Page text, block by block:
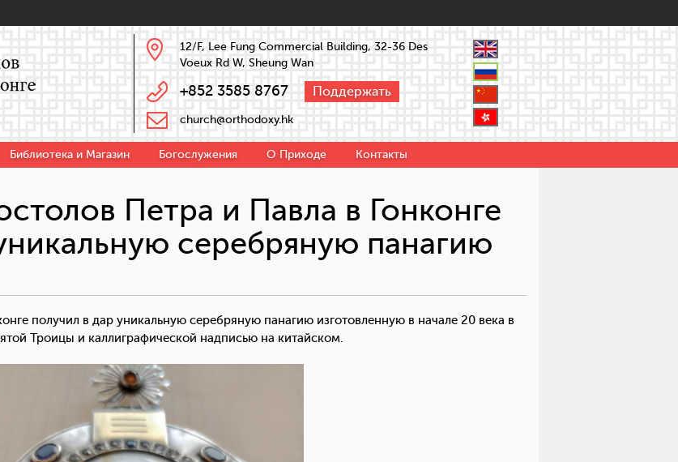
12/F, Lee Fung Commercial Building, 32-36 Des
Voeux Rd W, Sheung Wan
+852 3585 8767 Поддержать
church@orthodoxy.hk
Библиотека и Магазин Богослужения О Приходе Контакты
Петра и Павла в Гонконге
серебряную панагию
получил в дар уникальную серебряную панагию изготовленную в начале 20 века в
Троицы и каллиграфической надписью на китайском.